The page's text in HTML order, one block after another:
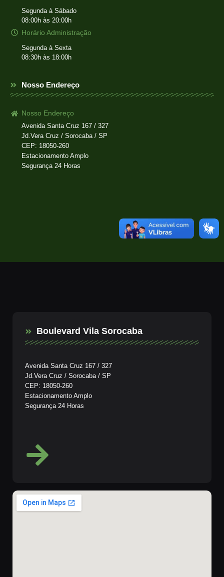
Segunda à Sábado
08:00h às 20:00h
Horário Administração
Segunda à Sexta
08:30h às 18:00h
Nosso Endereço
Nosso Endereço
Avenida Santa Cruz 167 / 327
Jd.Vera Cruz / Sorocaba / SP
CEP: 18050-260
Estacionamento Amplo
Segurança 24 Horas
Boulevard Vila Sorocaba
Avenida Santa Cruz 167 / 327
Jd.Vera Cruz / Sorocaba / SP
CEP: 18050-260
Estacionamento Amplo
Segurança 24 Horas